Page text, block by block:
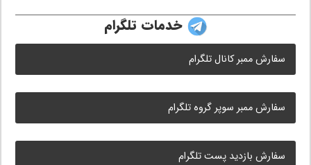
خدمات تلگرام
سفارش ممبر کانال تلگرام
سفارش ممبر سوپر گروه تلگرام
سفارش بازدید پست تلگرام